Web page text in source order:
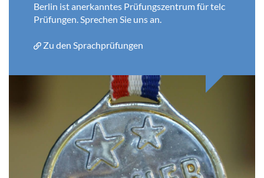
Berlin ist anerkanntes Prüfungszentrum für telc
Prüfungen. Sprechen Sie uns an.
Zu den Sprachprüfungen